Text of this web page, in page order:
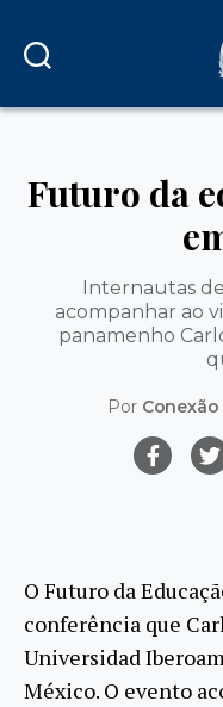
Futuro da
Internautas
acompanhar ao
panamenho
Por Conexão
O Futuro da
conferência que
Universidad
México. O evento